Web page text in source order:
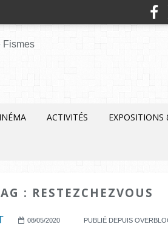
ACTIVITÉS
: RESTEZCHEZVOUS
08/05/2020 PUBLIÉ DEPUIS